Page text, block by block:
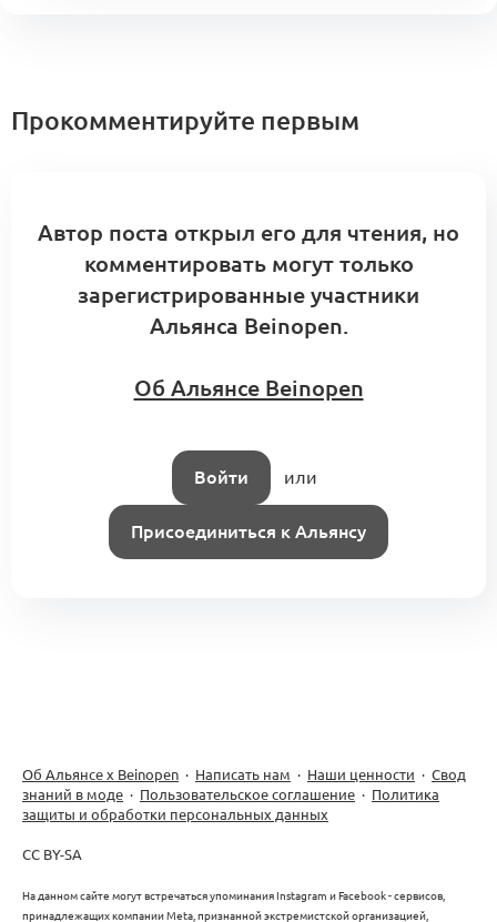
Прокомментируйте первым
Автор поста открыл его для чтения, но
комментировать могут только
зарегистрированные участники
Альянса Beinopen.
Об Альянсе Beinopen
Войти или
Присоединиться к Альянсу
Об Альянсе х Beinopen · Написать нам · Наши ценности · Свод
знаний в моде · Пользовательское соглашение · Политика
защиты и обработки персональных данных
CC BY-SA
На данном сайте могут встречаться упоминания Instagram и Facebook - сервисов,
принадлежащих компании Meta, признанной экстремистской организацией,